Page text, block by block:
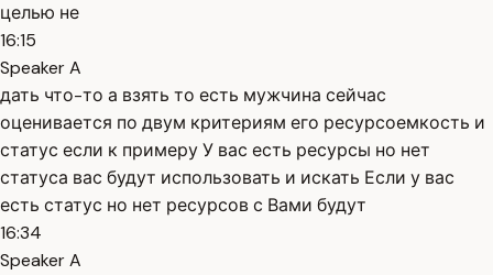
целью не
16:15
Speaker A
дать что-то а взять то есть мужчина сейчас
оценивается по двум критериям его ресурсоемкость и
статус если к примеру У вас есть ресурсы но нет
статуса вас будут использовать и искать Если у вас
есть статус но нет ресурсов с Вами будут
16:34
Speaker A